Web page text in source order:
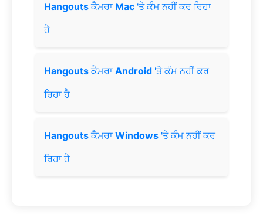
Hangoutsਕੈਮਰਾ Mac 'ਤੇ ਕੰਮ ਨਹੀਂ ਕਰ ਰਿਹਾ
ਹੈ
Hangoutsਕੈਮਰਾ Android 'ਤੇ ਕੰਮ ਨਹੀਂ ਕਰ
ਰਿਹਾ ਹੈ
Hangoutsਕੈਮਰਾ Windows 'ਤੇ ਕੰਮ ਨਹੀਂ ਕਰ
ਰਿਹਾ ਹੈ